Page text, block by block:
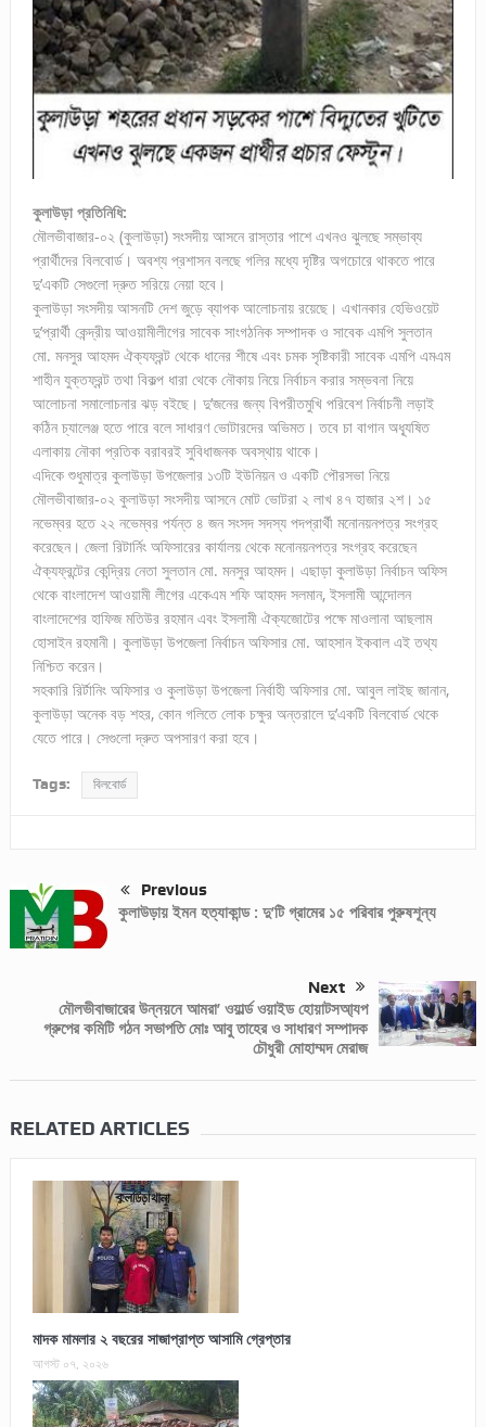
কুলাউড়া প্রতিনিধি:
মৌলভীবাজার-০২ (কুলাউড়া) সংসদীয় আসনে রাস্তার পাশে এখনও ঝুলছে সম্ভাব্য
প্রার্থীদের বিলবোর্ড। অবশ্য প্রশাসন বলছে গলির মধ্যে দৃষ্টির অগচোরে থাকতে পারে
দু’একটি সেগুলো দ্রুত সরিয়ে নেয়া হবে।
কুলাউড়া সংসদীয় আসনটি দেশ জুড়ে ব্যাপক আলোচনায় রয়েছে। এখানকার হেভিওয়েট
দু’প্রার্থী কেন্দ্রীয় আওয়ামীলীগের সাবেক সাংগঠনিক সম্পাদক ও সাবেক এমপি সুলতান
মো. মনসুর আহমদ ঐক্যফ্রন্ট থেকে ধানের শীষে এবং চমক সৃষ্টিকারী সাবেক এমপি এমএম
শাহীন যুক্তফ্রন্ট তথা বিকল্প ধারা থেকে নৌকায় নিয়ে নির্বাচন করার সম্ভবনা নিয়ে
আলোচনা সমালোচনার ঝড় বইছে। দু’জনের জন্য বিপরীতমুখি পরিবেশ নির্বাচনী লড়াই
কঠিন চ্যালেঞ্জ হতে পারে বলে সাধারণ ভোটারদের অভিমত। তবে চা বাগান অধ্যূষিত
এলাকায় নৌকা প্রতিক বরাবরই সুবিধাজনক অবস্থায় থাকে।
এদিকে শুধুমাত্র কুলাউড়া উপজেলার ১৩টি ইউনিয়ন ও একটি পৌরসভা নিয়ে
মৌলভীবাজার-০২ কুলাউড়া সংসদীয় আসনে মোট ভোটরা ২ লাখ ৪৭ হাজার ২শ। ১৫
নভেম্বর হতে ২২ নভেম্বর পর্যন্ত ৪ জন সংসদ সদস্য পদপ্রার্থী মনোনয়নপত্র সংগ্রহ
করেছেন। জেলা রিটার্নিং অফিসারের কার্যালয় থেকে মনোনয়নপত্র সংগ্রহ করেছেন
ঐক্যফ্রন্টের কেন্দ্রিয় নেতা সুলতান মো. মনসুর আহমদ। এছাড়া কুলাউড়া নির্বাচন অফিস
থেকে বাংলাদেশ আওয়ামী লীগের একেএম শফি আহমদ সলমান, ইসলামী আন্দোলন
বাংলাদেশের হাফিজ মতিউর রহমান এবং ইসলামী ঐক্যজোটের পক্ষে মাওলানা আছলাম
হোসাইন রহমানী। কুলাউড়া উপজেলা নির্বাচন অফিসার মো. আহসান ইকবাল এই তথ্য
নিশ্চিত করেন।
সহকারি রির্টানিং অফিসার ও কুলাউড়া উপজেলা নির্বাহী অফিসার মো. আবুল লাইছ জানান,
কুলাউড়া অনেক বড় শহর, কোন গলিতে লোক চক্ষুর অন্তরালে দু’একটি বিলবোর্ড থেকে
যেতে পারে। সেগুলো দ্রুত অপসারণ করা হবে।
Tags: বিলবোর্ড
Previous
কুলাউড়ায় ইমন হত্যাকান্ড : দু’টি গ্রামের ১৫ পরিবার পুরুষশূন্য
Next
মৌলভীবাজারের উন্নয়নে আমরা’ ওয়ার্ল্ড ওয়াইড হোয়াটসআ্যপ
গ্রুপের কমিটি গঠন সভাপতি মোঃ আবু তাহের ও সাধারণ সম্পাদক
চৌধুরী মোহাম্মদ মেরাজ
RELATED ARTICLES
মাদক মামলার ২ বছরের সাজাপ্রাপ্ত আসামি গ্রেপ্তার
আগস্ট ০৭, ২০২৬